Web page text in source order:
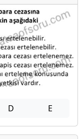
D E